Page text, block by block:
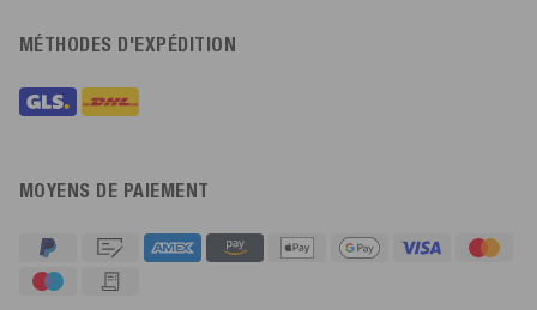
MÉTHODES D'EXPÉDITION
MOYENS DE PAIEMENT